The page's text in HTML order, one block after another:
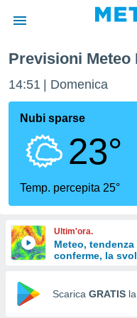
di
per
le
di
Web
Previsioni
14:51 Domenica
Nubi sparse
23°
Temp. percepita 25°
Ultim'ora.
Meteo,
conferme, la
Scarica GRATIS